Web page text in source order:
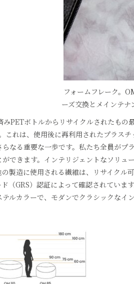
フォームフレーク。
ーズ交換とメインテナ
PETボトルからリサイクルされたも
これは、使用後に再利用されたプラス
らなる重要な一歩です。私たち全員が
できます。インテリジェントなソリ
製造に使用される繊維は、リサイクル
（GRS）認証によって確認されてい
ルカラーで、モダンでクラシックなイ